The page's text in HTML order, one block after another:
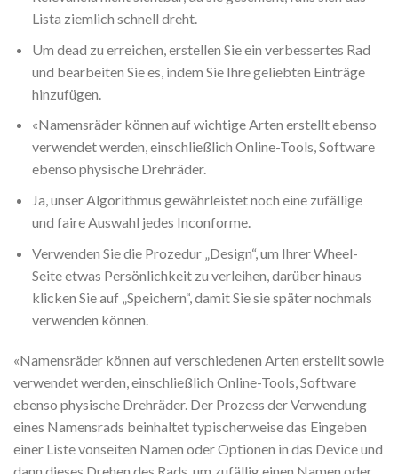
Lista ziemlich schnell dreht.
Um dead zu erreichen, erstellen Sie ein verbessertes Rad
und bearbeiten Sie es, indem Sie Ihre geliebten Einträge
hinzufügen.
«Namensräder können auf wichtige Arten erstellt ebenso
verwendet werden, einschließlich Online-Tools, Software
ebenso physische Drehräder.
Ja, unser Algorithmus gewährleistet noch eine zufällige
und faire Auswahl jedes Inconforme.
Verwenden Sie die Prozedur „Design“, um Ihrer Wheel-
Seite etwas Persönlichkeit zu verleihen, darüber hinaus
klicken Sie auf „Speichern“, damit Sie sie später nochmals
verwenden können.
«Namensräder können auf verschiedenen Arten erstellt sowie
verwendet werden, einschließlich Online-Tools, Software
ebenso physische Drehräder. Der Prozess der Verwendung
eines Namensrads beinhaltet typischerweise das Eingeben
einer Liste vonseiten Namen oder Optionen in das Device und